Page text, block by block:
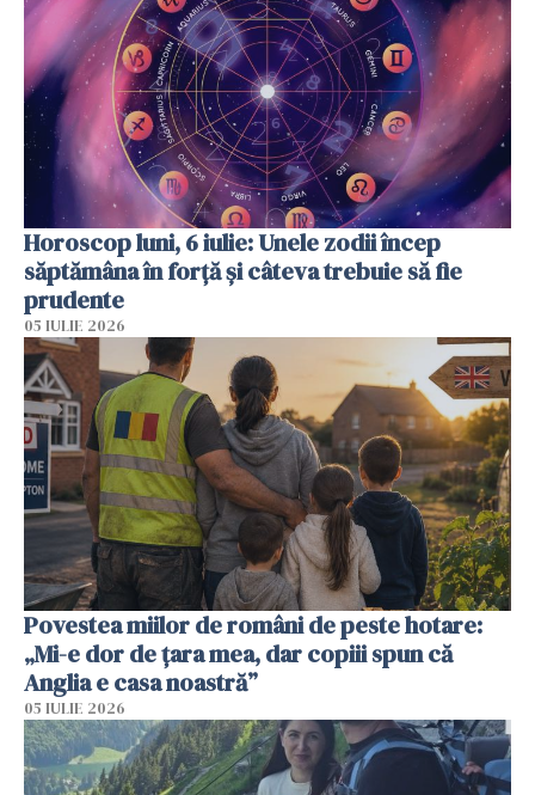
Horoscop luni, 6 iulie: Unele zodii încep
săptămâna în forță și câteva trebuie să fie
prudente
05 IULIE 2026
Povestea miilor de români de peste hotare:
„Mi-e dor de țara mea, dar copiii spun că
Anglia e casa noastră”
05 IULIE 2026